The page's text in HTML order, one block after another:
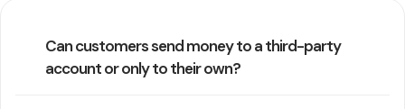
Can customers send money to a third-party
account or only to their own?